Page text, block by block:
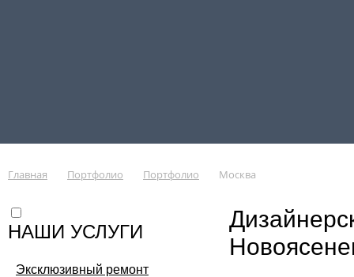
Главная Портфолио Портфолио Москва
НАШИ УСЛУГИ
Эксклюзивный ремонт